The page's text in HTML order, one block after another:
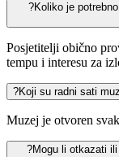
?Koliko je
Posjetitelji obično
tempu i interesu za
?Koji su radni sati
Muzej je otvoren
?Mogu li otkazati